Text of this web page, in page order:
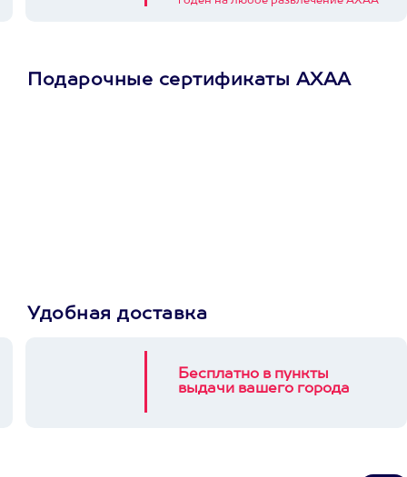
Подарочные сертификаты АХАА
Удобная доставка
Бесплатно в пункты
выдачи вашего города